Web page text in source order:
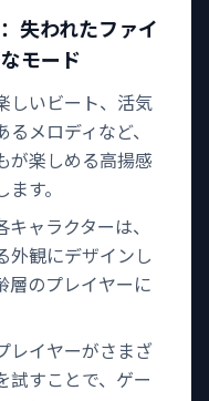
失われたファイ
モード
しいビート、活気
メロディなど、
が楽しめる高揚感
す。
キャラクターは、
外観にデザインし
層のプレイヤーに
レイヤーがさまざ
試すことで、ゲー